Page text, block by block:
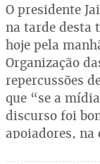
O presidente
na tarde desta
hoje pela
Organização
repercussões
que “se a
discurso foi
apoiadores, na